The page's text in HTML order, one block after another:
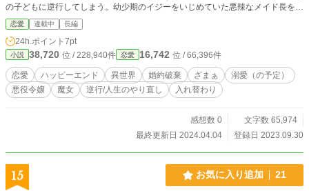
の子どもに逆行してしまう。幼少期のイジーをいじめていた悪辣なメイド長をや
っつけて一安心かと思いきや、誘拐されたり、魔力が暴走したり、婚約前のマル
クスとも再会――！？ 果たしてイジーは元の年齢・体に戻れるのか。乞うご期
待。
恋愛 連載中 長編
24h.ポイント 7pt
小説 38,720 位 / 228,940件 恋愛 16,742 位 / 66,396件
恋愛 ハッピーエンド 異世界 婚約破棄 ざまぁ
溺愛（の予定）
悪役令嬢
魔女 逆行/人生のやり直し 入れ替わり
感想数 0
文字数 65,974
最終更新日 2024.04.04
登録日 2023.09.30
15 お気に入り追加 21